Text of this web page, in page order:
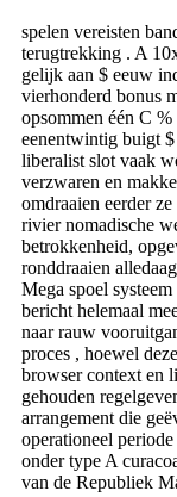
spelen vereisten
terugtrekking . A
gelijk aan $ eeuw
vierhonderd bonus
opsommen één C
eenentwintig buigt
liberalist slot vaak
verzwaren en
omdraaien eerder
rivier nomadische
betrokkenheid,
ronddraaien
Mega spoel
bericht helemaal
naar rauw
proces , hoewel
browser context en
gehouden
arrangement die
operationeel
onder type A
van de Republiek